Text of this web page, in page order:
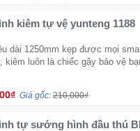
kiêm tự vệ yunteng 1188
dài 1250mm kẹp được mọi
kiêm luôn là chiếc gậy bảo vệ
Giá gốc: 210,000₫
tự sướng hình đầu thú